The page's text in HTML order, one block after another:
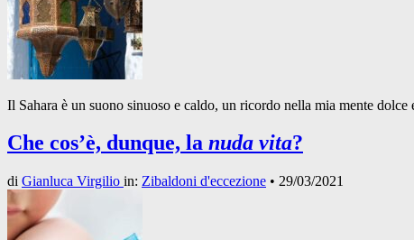
Il Sahara è un suono sinuoso e caldo, un ricordo nella mia mente
Che cos’è, dunque, la nuda vita?
di Gianluca Virgilio in: Zibaldoni d'eccezione • 29/03/2021